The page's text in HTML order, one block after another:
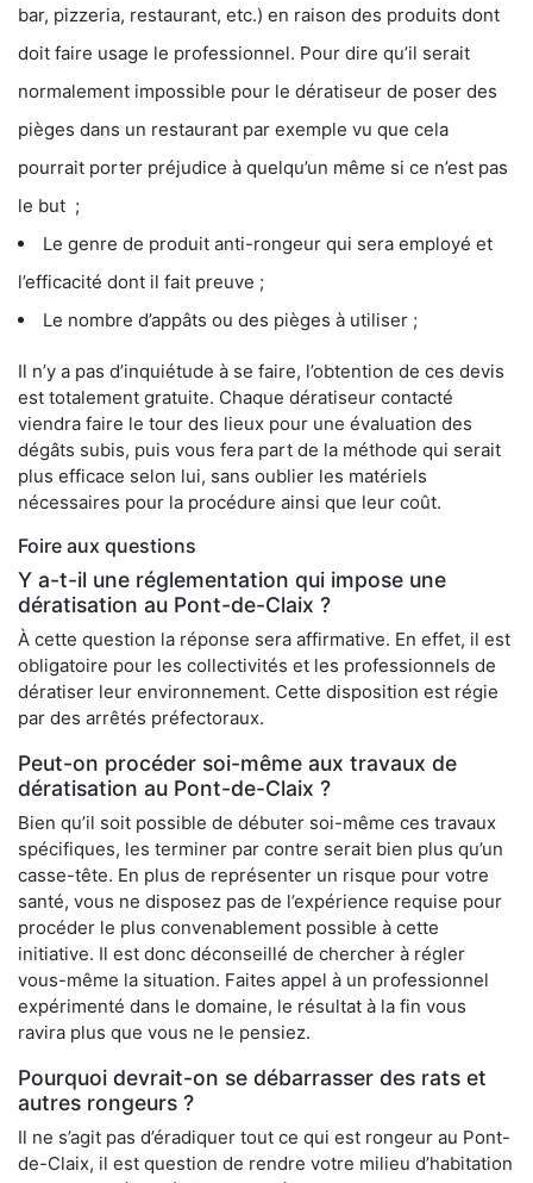
bar, pizzeria, restaurant, etc.) en raison des produits dont
doit faire usage le professionnel. Pour dire qu’il serait
normalement impossible pour le dératiseur de poser des
pièges dans un restaurant par exemple vu que cela
pourrait porter préjudice à quelqu’un même si ce n’est pas
le but ;
Le genre de produit anti-rongeur qui sera employé et
l’efficacité dont il fait preuve ;
Le nombre d’appâts ou des pièges à utiliser ;
Il n’y a pas d’inquiétude à se faire, l’obtention de ces devis
est totalement gratuite. Chaque dératiseur contacté
viendra faire le tour des lieux pour une évaluation des
dégâts subis, puis vous fera part de la méthode qui serait
plus efficace selon lui, sans oublier les matériels
nécessaires pour la procédure ainsi que leur coût.
Foire aux questions
Y a-t-il une réglementation qui impose une
dératisation au Pont-de-Claix ?
À cette question la réponse sera affirmative. En effet, il est
obligatoire pour les collectivités et les professionnels de
dératiser leur environnement. Cette disposition est régie
par des arrêtés préfectoraux.
Peut-on procéder soi-même aux travaux de
dératisation au Pont-de-Claix ?
Bien qu’il soit possible de débuter soi-même ces travaux
spécifiques, les terminer par contre serait bien plus qu’un
casse-tête. En plus de représenter un risque pour votre
santé, vous ne disposez pas de l’expérience requise pour
procéder le plus convenablement possible à cette
initiative. Il est donc déconseillé de chercher à régler
vous-même la situation. Faites appel à un professionnel
expérimenté dans le domaine, le résultat à la fin vous
ravira plus que vous ne le pensiez.
Pourquoi devrait-on se débarrasser des rats et
autres rongeurs ?
Il ne s’agit pas d’éradiquer tout ce qui est rongeur au Pont-
de-Claix, il est question de rendre votre milieu d’habitation